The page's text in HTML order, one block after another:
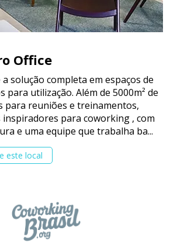
Office
solução completa em espaços de
utilização. Além de 5000m² de
para reuniões e treinamentos,
inspiradores para coworking , com
e uma equipe que trabalha ba...
este local